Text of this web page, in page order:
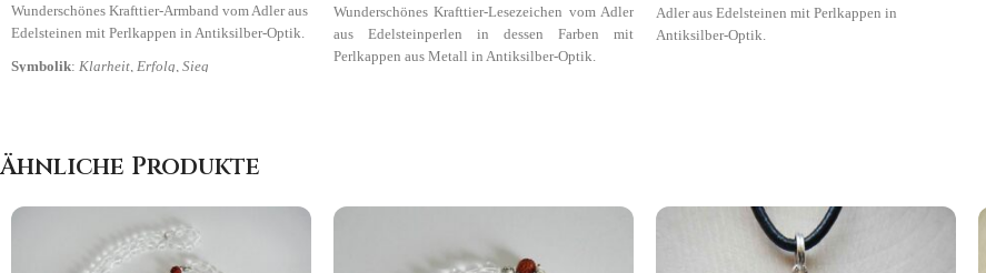
Wunderschönes Krafttier-Armband vom Adler aus
Edelsteinen mit Perlkappen in Antiksilber-Optik.
Symbolik: Klarheit, Erfolg, Sieg
Wunderschönes Krafttier-Lesezeichen vom Adler
aus Edelsteinperlen in dessen Farben mit
Perlkappen aus Metall in Antiksilber-Optik.
Adler aus Edelsteinen mit Perlkappen in
Antiksilber-Optik.
Ähnliche Produkte